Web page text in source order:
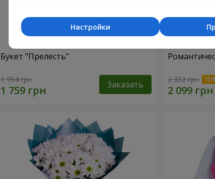
Букет "Прелесть"
1 954 грн Заказать 2 332 грн
Настройки